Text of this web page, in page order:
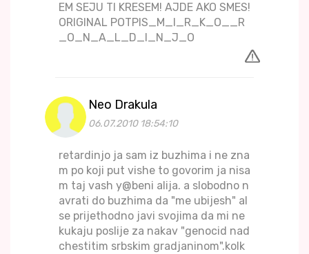
EM SEJU TI KRESEM! AJDE AKO SMES!
ORIGINAL POTPIS_M_I_R_K_O__R
_O_N_A_L_D_I_N_J_O
Neo Drakula
06.07.2010 18:54:10
retardinjo ja sam iz buzhima i ne zna
m po koji put vishe to govorim ja nisa
m taj vash y@beni alija. a slobodno n
avrati do buzhima da "me ubijesh" al
se prijethodno javi svojima da mi ne
kukaju poslije za nakav "genocid nad
chestitim srbskim gradjaninom".kolk